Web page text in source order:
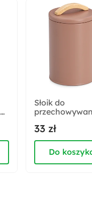
Ceramika
Słoik do
brudny róż
33 zł
Do